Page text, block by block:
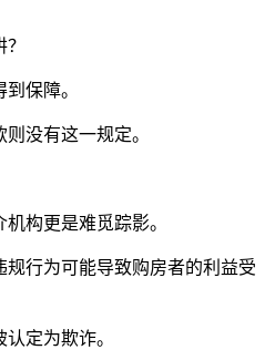
保障。
没有这一规定。
构更是难觅踪影。
行为可能导致购房者的利益受
定为欺诈。